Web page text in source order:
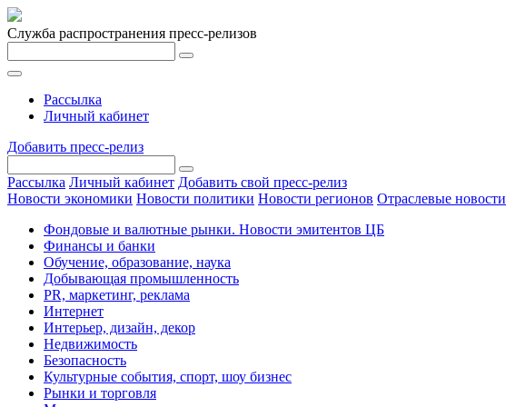
Служба распространения пресс-релизов
Рассылка
Личный кабинет
Добавить пресс-релиз
Рассылка Личный кабинет Добавить свой пресс-релиз
Новости экономики Новости политики Новости регионов Отраслевые новости
Фондовые и валютные рынки. Новости эмитентов ЦБ
Финансы и банки
Обучение, образование, наука
Добывающая промышленность
PR, маркетинг, реклама
Интернет
Интерьер, дизайн, декор
Недвижимость
Безопасность
Культурные события, спорт, шоу бизнес
Рынки и торговля